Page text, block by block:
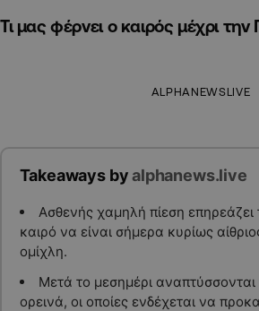
Τι μας φέρνει ο καιρός μέχρι
ALPHANEWSLIVE
Takeaways byalphanews.live
Ασθενής χαμηλή πίεση επηρεάζει
καιρό να είναι σήμερα κυρίως
ομίχλη.
Μετά το μεσημέρι
ορεινά, οι οποίες ενδέχεται να